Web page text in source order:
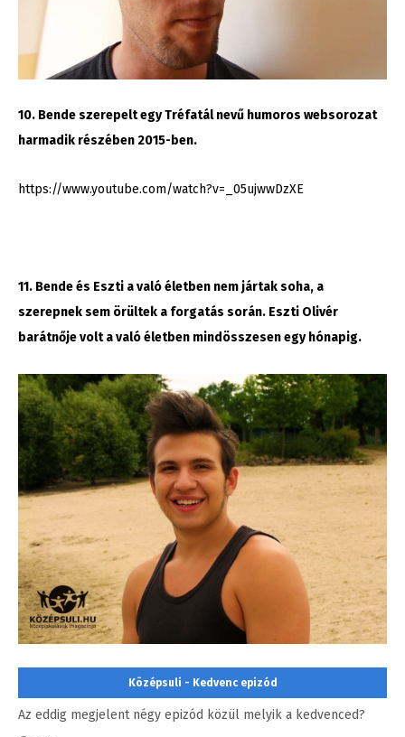
10. Bende szerepelt egy Tréfatál nevű humoros websorozat
harmadik részében 2015-ben.
https://www.youtube.com/watch?v=_05ujwwDzXE
11. Bende és Eszti a való életben nem jártak soha, a
szerepnek sem örültek a forgatás során. Eszti Olivér
barátnője volt a való életben mindösszesen egy hónapig.
Középsuli - Kedvenc epizód
Az eddig megjelent négy epizód közül melyik a kedvenced?